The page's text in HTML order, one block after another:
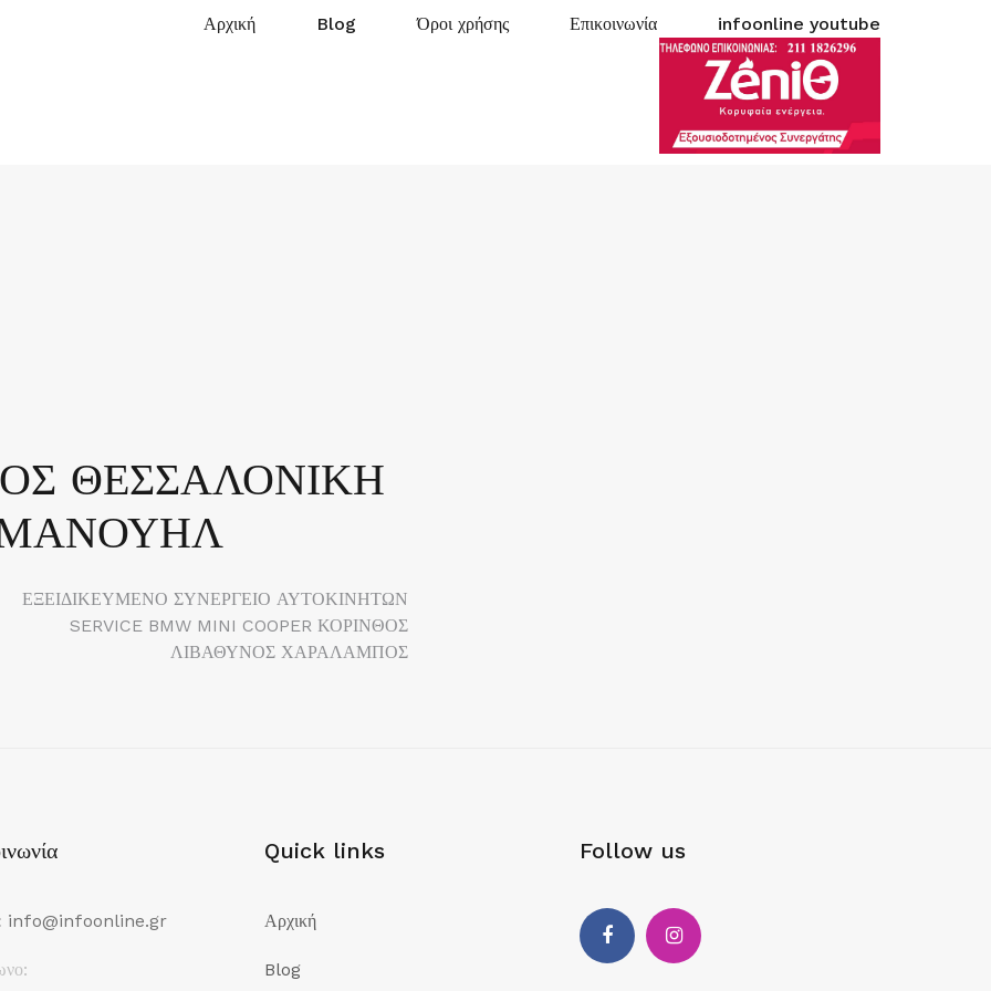
Αρχική Blog Όροι χρήσης Επικοινωνία infoonline youtube
ΘΕΣΣΑΛΟΝΙΚΗ
ΕΞΕΙΔΙΚΕΥΜΕΝΟ ΣΥΝΕΡΓΕΙΟ ΑΥΤΟΚΙΝΗΤΩΝ
SERVICE BMW MINI COOPER ΚΟΡΙΝΘΟΣ
ΛΙΒΑΘΥΝΟΣ ΧΑΡΑΛΑΜΠΟΣ
info@infoonline.gr
Quick links
Αρχική
Blog
Follow us